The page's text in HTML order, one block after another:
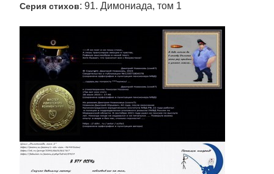
Серия стихов: 91. Димониада, том 1